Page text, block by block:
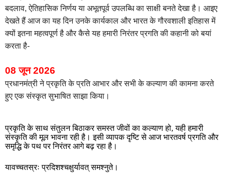
बदलाव, ऐतिहासिक निर्णय या अभूतपूर्व उपलब्धि का साक्षी बनते देखा है। आइए
देखते हैं आज का यह दिन उनके कार्यकाल और भारत के गौरवशाली इतिहास में
क्यों इतना महत्वपूर्ण है और कैसे यह हमारी निरंतर प्रगति की कहानी को बयां
करता है-
08 जून 2026
प्रधानमंत्री ने प्रकृति के प्रति आभार और सभी के कल्याण की कामना करते
हुए एक संस्कृत सुभाषित साझा किया।
प्रकृति के साथ संतुलन बिठाकर समस्त जीवों का कल्याण हो, यही हमारी
संस्कृति की मूल भावना रही है। इसी व्यापक दृष्टि से आज भारतवर्ष प्रगति और
समृद्धि के पथ पर निरंतर आगे बढ़ रहा है।
यावच्चतस्रः प्रदिशश्चक्षुर्यावत् समश्नुते।